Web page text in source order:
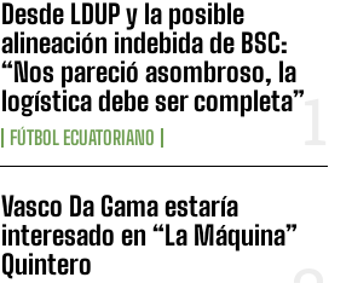
Desde LDUP y la posible
alineación indebida de BSC:
“Nos pareció asombroso, la
logística debe ser completa”
FÚTBOL ECUATORIANO
Vasco Da Gama estaría
interesado en “La Máquina”
Quintero